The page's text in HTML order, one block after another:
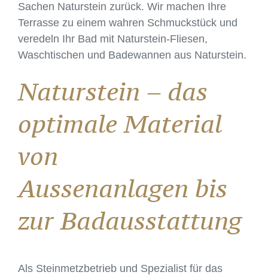
Sachen Naturstein zurück. Wir machen Ihre
Terrasse zu einem wahren Schmuckstück und
veredeln Ihr Bad mit Naturstein-Fliesen,
Waschtischen und Badewannen aus Naturstein.
Naturstein – das
optimale Material
von
Aussenanlagen bis
zur Badausstattung
Als Steinmetzbetrieb und Spezialist für das